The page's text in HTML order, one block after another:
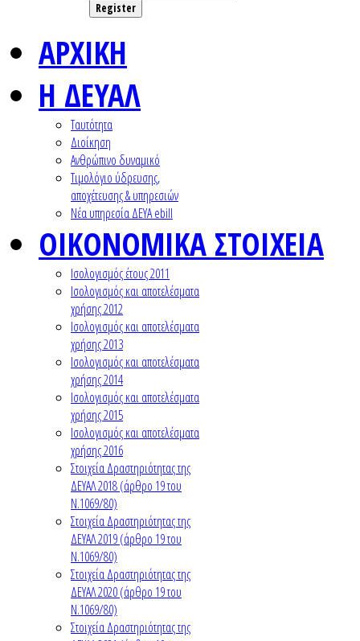
Register
ΑΡΧΙΚΗ
Η ΔΕΥΑΛ
Ταυτότητα
Διοίκηση
Ανθρώπινο δυναμικό
Τιμολόγιο ύδρευσης,
αποχέτευσης & υπηρεσιών
Nέα υπηρεσία ΔΕΥΑ ebill
ΟΙΚΟΝΟΜΙΚΑ ΣΤΟΙΧΕΙΑ
Ισολογισμός έτους 2011
Ισολογισμός και αποτελέσματα
χρήσης 2012
Ισολογισμός και αποτελέσματα
χρήσης 2013
Ισολογισμός και αποτελέσματα
χρήσης 2014
Ισολογισμός και αποτελέσματα
χρήσης 2015
Ισολογισμός και αποτελέσματα
χρήσης 2016
Στοιχεία Δραστηριότητας της
ΔΕΥΑΛ 2018 (άρθρο 19 του
Ν.1069/80)
Στοιχεία Δραστηριότητας της
ΔΕΥΑΛ 2019 (άρθρο 19 του
Ν.1069/80)
Στοιχεία Δραστηριότητας της
ΔΕΥΑΛ 2020 (άρθρο 19 του
Ν.1069/80)
Στοιχεία Δραστηριότητας της